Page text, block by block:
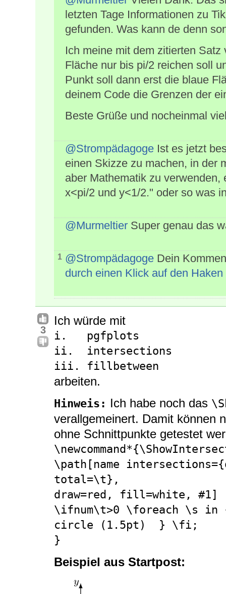
letzten Tage Informationen zu
gefunden. Was kann de denn
Ich meine mit dem zitierten
Fläche nur bis pi/2 reichen soll
Punkt soll dann erst die blaue
deinem Code die Grenzen der
Beste Grüße und nocheinmal
@Strompädagoge Ist es jetzt
einen Skizze zu machen, in der
aber Mathematik zu
x<pi/2 und y<1/2." oder so was
@Murmeltier Super genau das
1 @Strompädagoge Dein
durch einen Klick auf den
3
Ich würde mit
i.   pgfplots
ii.  intersections
iii. fillbetween
arbeiten.
Hinweis: Ich habe noch das
verallgemeinert. Damit können
ohne Schnittpunkte getestet
\path[name
total=\t},
draw=red, fill=white, #1]
\ifnum\t>0 \foreach \s
circle (1.5pt)  } \fi;
}
Beispiel aus Startpost: